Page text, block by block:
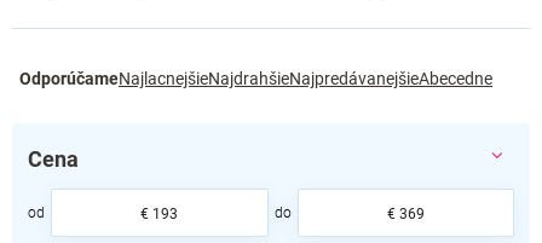
a
n
e
OdporúčameNajlacnejšieNajdrahšieNajpredávanejšieAbecedne
Cena
€ 193 € 369